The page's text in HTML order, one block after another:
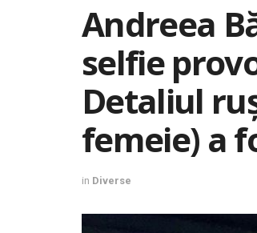
Andreea
selfie
Detaliul
femeie) a
in Diverse